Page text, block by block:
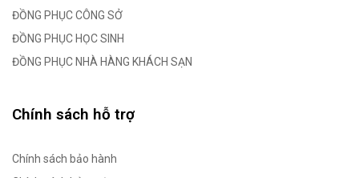
ĐỒNG PHỤC CÔNG SỞ
ĐỒNG PHỤC HỌC SINH
ĐỒNG PHỤC NHÀ HÀNG KHÁCH SẠN
Chính sách hỗ trợ
Chính sách bảo hành